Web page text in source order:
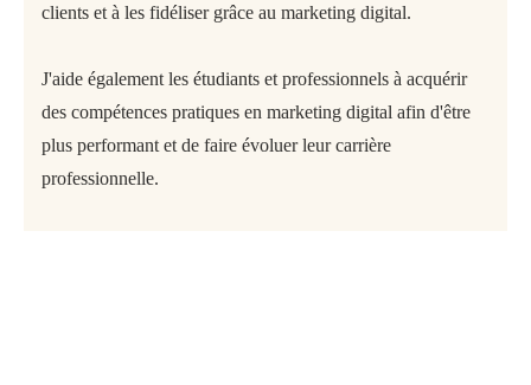
clients et à les fidéliser grâce au marketing digital.
J'aide également les étudiants et professionnels à acquérir
des compétences pratiques en marketing digital afin d'être
plus performant et de faire évoluer leur carrière
professionnelle.